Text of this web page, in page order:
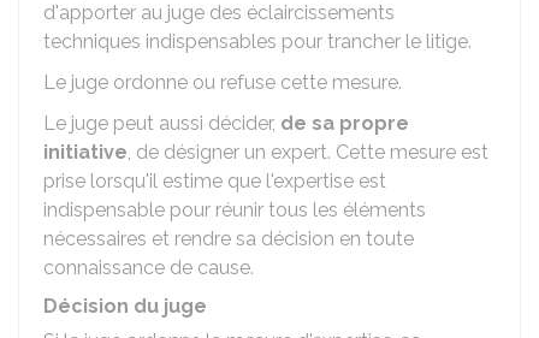
d'apporter au juge des éclaircissements
techniques indispensables pour trancher le litige.
Le juge ordonne ou refuse cette mesure.
Le juge peut aussi décider, de sa propre
initiative, de désigner un expert. Cette mesure est
prise lorsqu'il estime que l'expertise est
indispensable pour réunir tous les éléments
nécessaires et rendre sa décision en toute
connaissance de cause.
Décision du juge